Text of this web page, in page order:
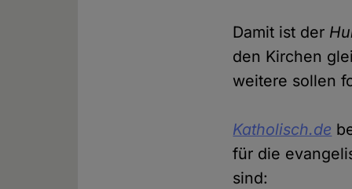
Damit ist der
den Kirchen
weitere sollen
Katholisch.de
für die
sind: